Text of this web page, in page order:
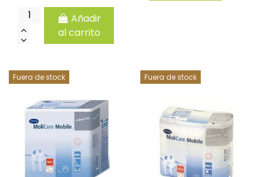
Añadir
al carrito
Fuera de stock Fuera de stock